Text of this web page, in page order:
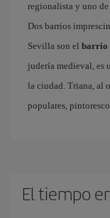
regionalista y uno de
Dos barrios
Sevilla son el barrio
judería medieval, es
la ciudad. Triana, al
populares,
El tiempo